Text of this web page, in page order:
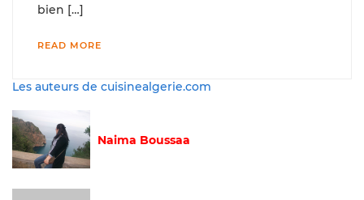
bien […]
READ MORE
Les auteurs de cuisinealgerie.com
Naima Boussaa